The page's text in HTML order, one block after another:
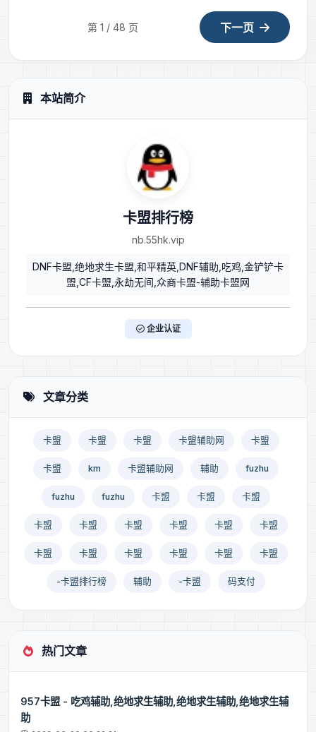
第 1 / 48 页 下一页
本站简介
卡盟排行榜
nb.55hk.vip
DNF卡盟,绝地求生卡盟,和平精英,DNF辅助,吃鸡,金铲铲卡
盟,CF卡盟,永劫无间,众商卡盟-辅助卡盟网
企业认证
文章分类
卡盟 卡盟 卡盟 卡盟辅助网 卡盟
卡盟 km 卡盟辅助网 辅助 fuzhu
fuzhu fuzhu 卡盟 卡盟 卡盟
卡盟 卡盟 卡盟 卡盟 卡盟 卡盟
卡盟 卡盟 卡盟 卡盟 卡盟 卡盟
-卡盟排行榜 辅助 -卡盟 码支付
热门文章
957卡盟 - 吃鸡辅助,绝地求生辅助,绝地求生辅助,绝地求生辅
助